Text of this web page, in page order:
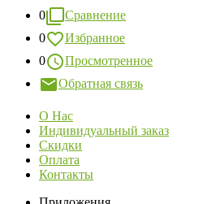
0
Сравнение
0
Избранное
0
Просмотренное
Обратная связь
О Нас
Индивидуальный заказ
Скидки
Оплата
Контакты